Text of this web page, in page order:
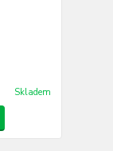
Skladem